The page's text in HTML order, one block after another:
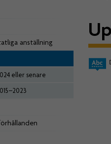
anställning
eller senare